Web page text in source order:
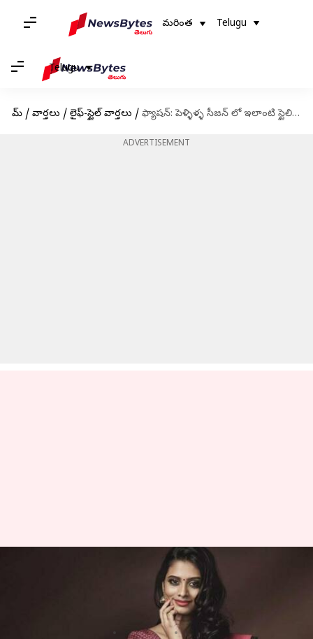
మరింత Telugu
Telugu
హోమ్ / వార్తలు / లైఫ్-స్టైల్ వార్తలు / ఫ్యాషన్: పెళ్ళిళ్ళ సీజన్ లో ఇలాంటి స్టైలిష్ బ్లౌజెస్ ని మీ బీరువాలో ఉంచుకోండి
ADVERTISEMENT
ఫ్యాషన్: పెళ్ళిళ్ళ సీజన్ లో ఇలాంటి
స్టైలిష్ బ్లౌజెస్ ని మీ బీరువాలో
Feb 17, 2023 06:05 pm